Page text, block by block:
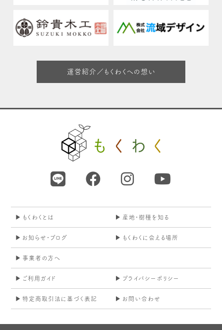
運営紹介／もくわくへの想い
もくわくとは 産地・樹種を知る
お知らせ・ブログ もくわくに会える場所
事業者の方へ
ご利用ガイド プライバシーポリシー
特定商取引法に基づく表記 お問い合わせ